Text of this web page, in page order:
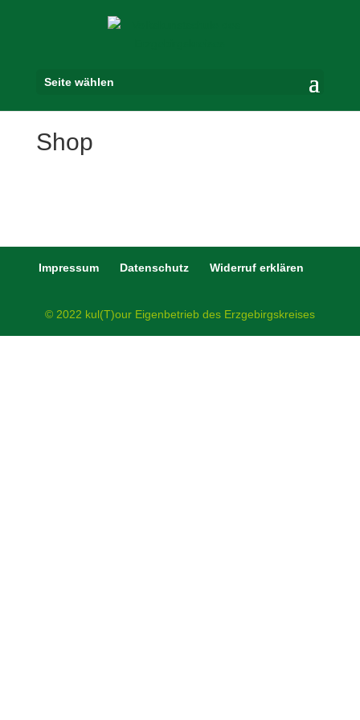
Seite wählen
Shop
Impressum Datenschutz Widerruf erklären
© 2022 kul(T)our Eigenbetrieb des Erzgebirgskreises